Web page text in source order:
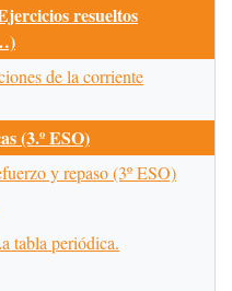
resueltos
de la corriente
(3.º ESO)
y repaso (3º ESO)
tabla periódica.